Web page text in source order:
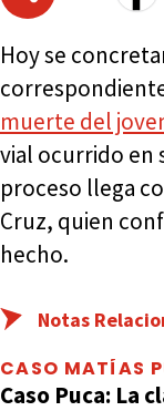
Hoy se
muerte del
vial ocurrido en
proceso llega
Cruz, quien
hecho.
Notas
CASO MATÍAS
Caso Puca: La